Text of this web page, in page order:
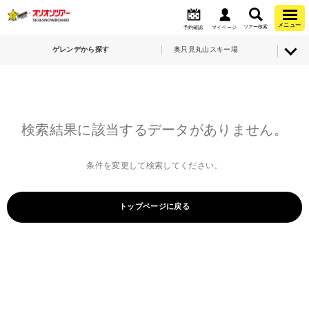
予約確認 マイページ ツアー検索 メニュー
ゲレンデから探す 奥只見丸山スキー場
検索結果に該当するデータがありません。
条件を変更して検索してください。
トップページに戻る